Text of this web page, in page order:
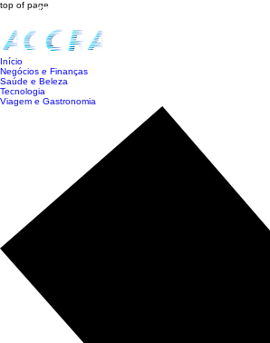
top of page
Início
Negócios e Finanças
Saúde e Beleza
Tecnologia
Viagem e Gastronomia